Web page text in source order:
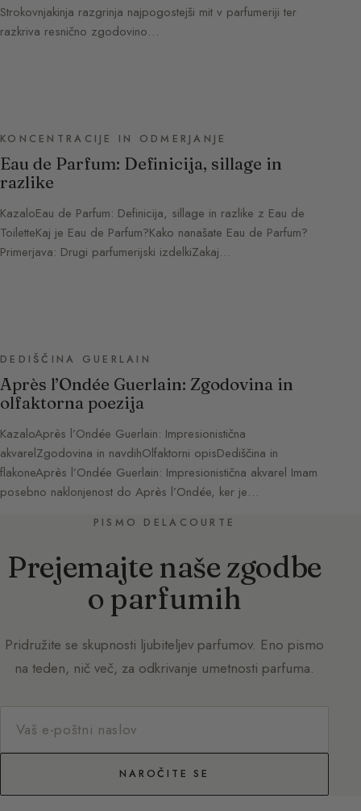
Strokovnjakinja razgrinja najpogostejši mit v parfumeriji ter
razkriva resnično zgodovino…
KONCENTRACIJE IN ODMERJANJE
Eau de Parfum: Definicija, sillage in
razlike
KazaloEau de Parfum: Definicija, sillage in razlike z Eau de
ToiletteKaj je Eau de Parfum?Kako nanašate Eau de Parfum?
Primerjava: Drugi parfumerijski izdelkiZakaj…
DEDIŠČINA GUERLAIN
Après l’Ondée Guerlain: Zgodovina in
olfaktorna poezija
KazaloAprès l’Ondée Guerlain: Impresionistična
akvarelZgodovina in navdihOlfaktorni opisDediščina in
flakoneAprès l’Ondée Guerlain: Impresionistična akvarel Imam
posebno naklonjenost do Après l’Ondée, ker je…
PISMO DELACOURTE
Prejemajte naše zgodbe
o parfumih
Pridružite se skupnosti ljubiteljev parfumov. Eno pismo
na teden, nič več, za odkrivanje umetnosti parfuma.
NAROČITE SE